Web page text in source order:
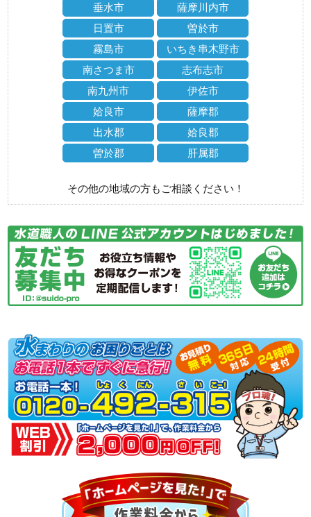
垂水市
薩摩川内市
日置市
曽於市
霧島市
いちき串木野市
南さつま市
志布志市
南九州市
伊佐市
姶良市
薩摩郡
出水郡
姶良郡
曽於郡
肝属郡
その他の地域の方もご相談ください！